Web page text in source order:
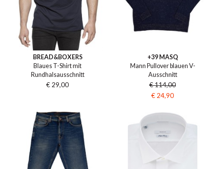
BREAD&BOXERS
Blaues T-Shirt mit
Rundhalsausschnitt
€ 29,00
+39 MASQ
Mann Pullover blauen V-
Ausschnitt
€ 114,00
€ 24,90